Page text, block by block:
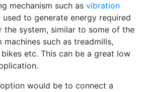
mechanism such as vibration
used to generate energy required
the system, similar to some of the
machines such as treadmills,
etc. This can be a great low
would be to connect a